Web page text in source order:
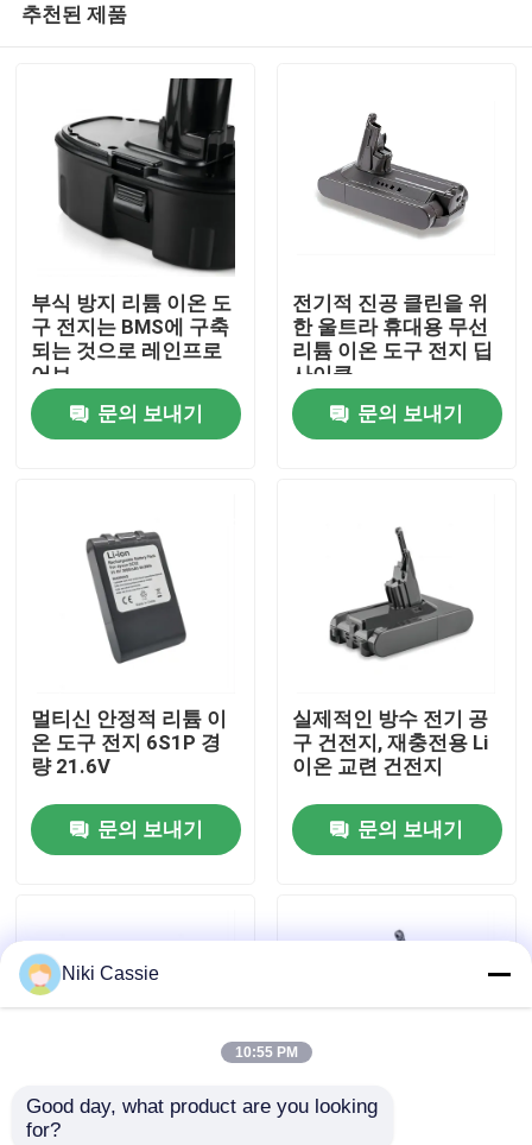
비디오
공장 여행
품질 관리
뉴스
인용문을 요구하세요
태양 휴대용 전력 정거장
추천된 제품
부식 방지 리튬 이온 도
구 전지는 BMS에 구축
되는 것으로 레인프로
어브
문의 보내기
전기적 진공 클린을 위
한 울트라 휴대용 무선
리튬 이온 도구 전지 딥
사이클
문의 보내기
멀티신 안정적 리튬 이
온 도구 전지 6S1P 경
량 21.6V
문의 보내기
실제적인 방수 전기 공
구 건전지, 재충전용 Li
이온 교련 건전지
문의 보내기
MSDS 무선 리튬 이온
Niki Cassie
10:55 PM
Good day, what product are you looking
for?